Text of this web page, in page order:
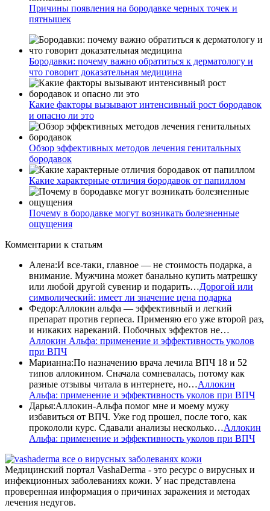
Причины появления на бородавке черных точек и
пятнышек
Бородавки: почему важно обратиться к дерматологу и
что говорит доказательная медицина
Какие факторы вызывают интенсивный рост бородавок
и опасно ли это
Обзор эффективных методов лечения генитальных
бородавок
Какие характерные отличия бородавок от папиллом
Почему в бородавке могут возникать болезненные
ощущения
Комментарии к статьям
Алена:И все-таки, главное — не стоимость подарка, а
внимание. Мужчина может банально купить матрешку
или любой другой сувенир и подарить…Дорогой или
символический: имеет ли значение цена подарка
Федор:Аллокин альфа — эффективный и легкий
препарат против герпеса. Применяю его уже второй раз,
и никаких нареканий. Побочных эффектов не…
Аллокин Альфа: применение и эффективность уколов
при ВПЧ
Марианна:По назначению врача лечила ВПЧ 18 и 52
типов аллокином. Сначала сомневалась, потому как
разные отзывы читала в интернете, но…Аллокин
Альфа: применение и эффективность уколов при ВПЧ
Дарья:Аллокин-Альфа помог мне и моему мужу
избавиться от ВПЧ. Уже год прошел, после того, как
прокололи курс. Сдавали анализы несколько…Аллокин
Альфа: применение и эффективность уколов при ВПЧ
все о вирусных заболеванях кожи
Медицинский портал VashaDerma - это ресурс о вирусных и
инфекционных заболеваниях кожи. У нас представлена
проверенная информация о причинах заражения и методах
лечения недугов.